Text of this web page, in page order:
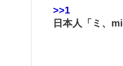
>>1
日本人「ミ、